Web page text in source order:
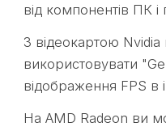
від компонентів ПК
З відеокартою
використовувати
відображення FPS в
На AMD Radeon ви